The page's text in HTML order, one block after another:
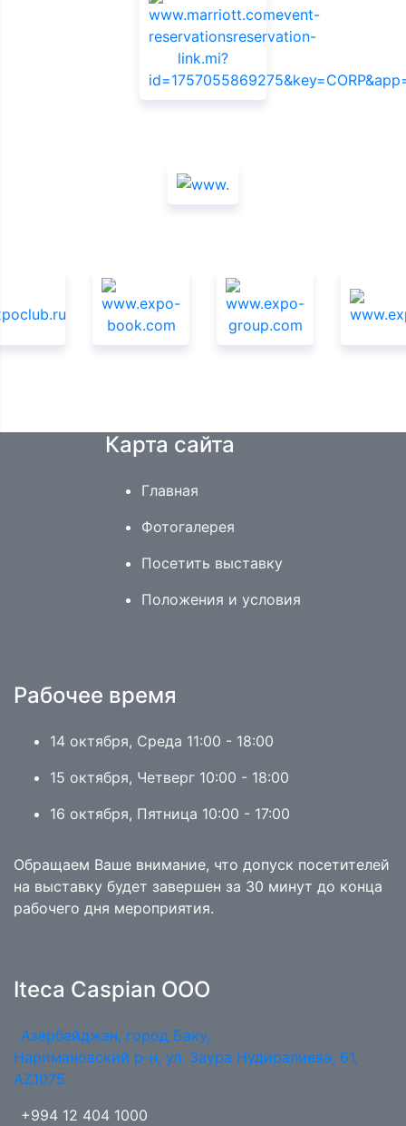
Карта сайта
Главная
Фотогалерея
Посетить выставку
Положения и условия
Рабочее время
14 октября, Среда 11:00 - 18:00
15 октября, Четверг 10:00 - 18:00
16 октября, Пятница 10:00 - 17:00
Обращаем Ваше внимание, что допуск посетителей
на выставку будет завершен за 30 минут до конца
рабочего дня мероприятия.
Iteca Caspian OOO
Азербайджан, город Баку,
Наримановский р-н, ул. Заура Нудиралиева, 61,
AZ1075
+994 12 404 1000